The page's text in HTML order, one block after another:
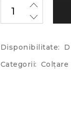
Disponibilitate:
Categorii: Colțare